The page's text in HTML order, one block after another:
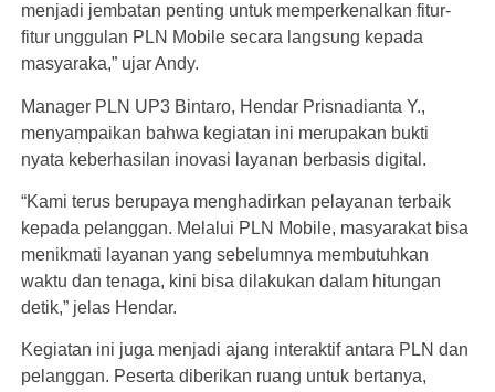
menjadi jembatan penting untuk memperkenalkan fitur-
fitur unggulan PLN Mobile secara langsung kepada
masyaraka,” ujar Andy.
Manager PLN UP3 Bintaro, Hendar Prisnadianta Y.,
menyampaikan bahwa kegiatan ini merupakan bukti
nyata keberhasilan inovasi layanan berbasis digital.
“Kami terus berupaya menghadirkan pelayanan terbaik
kepada pelanggan. Melalui PLN Mobile, masyarakat bisa
menikmati layanan yang sebelumnya membutuhkan
waktu dan tenaga, kini bisa dilakukan dalam hitungan
detik,” jelas Hendar.
Kegiatan ini juga menjadi ajang interaktif antara PLN dan
pelanggan. Peserta diberikan ruang untuk bertanya,